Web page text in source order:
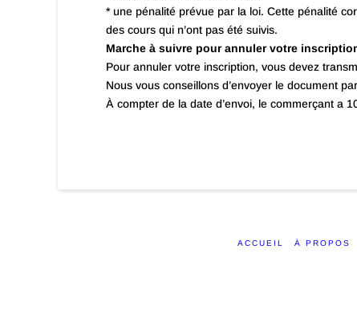
* une pénalité prévue par la loi. Cette pénalité
des cours qui n’ont pas été suivis.
Marche à suivre pour annuler votre
Pour annuler votre inscription, vous devez
Nous vous conseillons d’envoyer le document
À compter de la date d’envoi, le commerçant a
ACCUEIL À PROPOS